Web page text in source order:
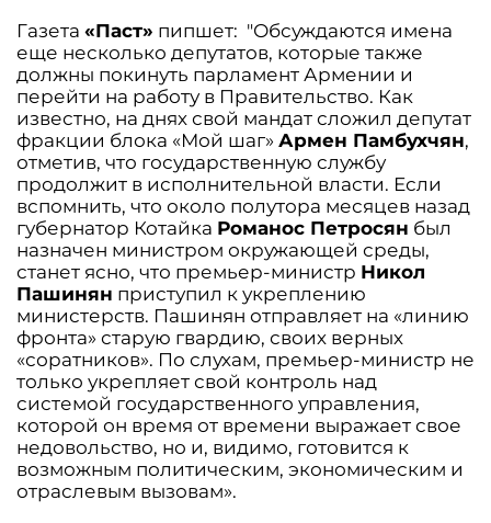
Газета «Паст» пипшет: "Обсуждаются имена
еще несколько депутатов, которые также
должны покинуть парламент Армении и
перейти на работу в Правительство. Как
известно, на днях свой мандат сложил депутат
фракции блока «Мой шаг» Армен Памбухчян,
отметив, что государственную службу
продолжит в исполнительной власти. Если
вспомнить, что около полутора месяцев назад
губернатор Котайка Романос Петросян был
назначен министром окружающей среды,
станет ясно, что премьер-министр Никол
Пашинян приступил к укреплению
министерств. Пашинян отправляет на «линию
фронта» старую гвардию, своих верных
«соратников». По слухам, премьер-министр не
только укрепляет свой контроль над
системой государственного управления,
которой он время от времени выражает свое
недовольство, но и, видимо, готовится к
возможным политическим, экономическим и
отраслевым вызовам».